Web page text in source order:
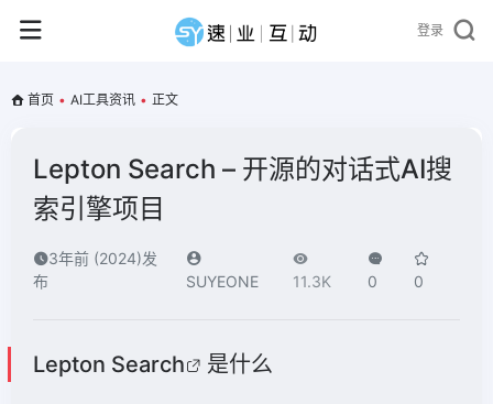
登录
首页 • AI工具资讯 • 正文
Lepton Search – 开源的对话式AI搜
索引擎项目
3年前 (2024)发
布
SUYEONE 11.3K 0 0
Lepton Search 是什么